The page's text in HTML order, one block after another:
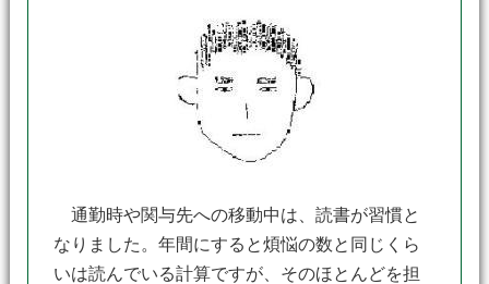
通勤時や関与先への移動中は、読書が習慣と
なりました。年間にすると煩悩の数と同じくら
いは読んでいる計算ですが、そのほとんどを担